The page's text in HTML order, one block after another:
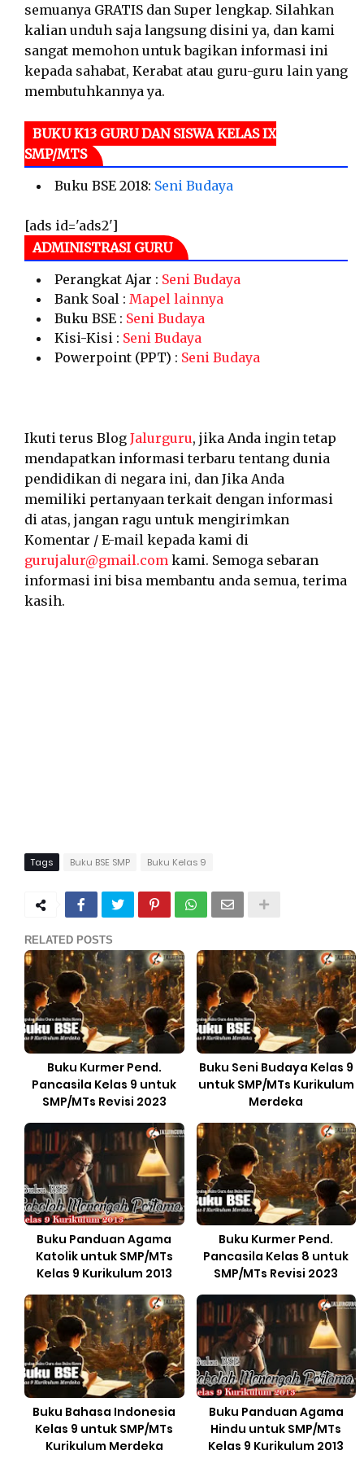
semuanya GRATIS dan Super lengkap. Silahkan
kalian unduh saja langsung disini ya, dan kami
sangat memohon untuk bagikan informasi ini
kepada sahabat, Kerabat atau guru-guru lain yang
membutuhkannya ya.
BUKU K13 GURU DAN SISWA KELAS IX
SMP/MTS
Buku BSE 2018: Seni Budaya
[ads id='ads2']
ADMINISTRASI GURU
Perangkat Ajar : Seni Budaya
Bank Soal : Mapel lainnya
Buku BSE : Seni Budaya
Kisi-Kisi : Seni Budaya
Powerpoint (PPT) : Seni Budaya
Ikuti terus Blog Jalurguru, jika Anda ingin tetap
mendapatkan informasi terbaru tentang dunia
pendidikan di negara ini, dan Jika Anda
memiliki pertanyaan terkait dengan informasi
di atas, jangan ragu untuk mengirimkan
Komentar / E-mail kepada kami di
gurujalur@gmail.com kami. Semoga sebaran
informasi ini bisa membantu anda semua, terima
kasih.
Tags Buku BSE SMP Buku Kelas 9
RELATED POSTS
Buku Kurmer Pend.
Pancasila Kelas 9 untuk
SMP/MTs Revisi 2023
Buku Seni Budaya Kelas 9
untuk SMP/MTs Kurikulum
Merdeka
Buku Panduan Agama
Katolik untuk SMP/MTs
Kelas 9 Kurikulum 2013
Buku Kurmer Pend.
Pancasila Kelas 8 untuk
SMP/MTs Revisi 2023
Buku Bahasa Indonesia
Kelas 9 untuk SMP/MTs
Kurikulum Merdeka
Buku Panduan Agama
Hindu untuk SMP/MTs
Kelas 9 Kurikulum 2013